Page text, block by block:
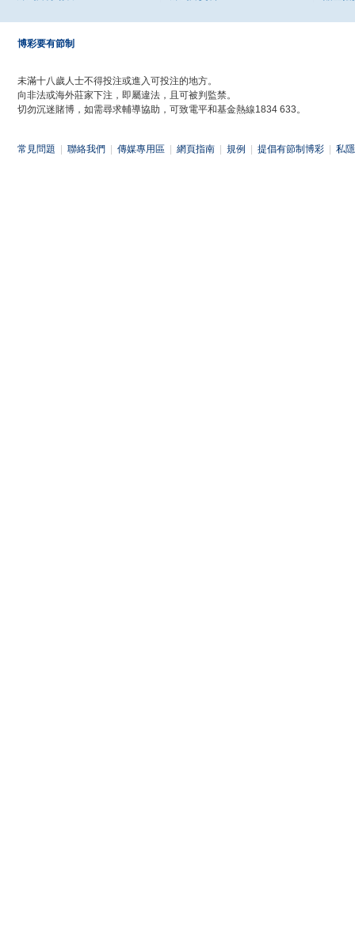
博彩要有節制
未滿十八歲人士不得投注或進入可投注的地方。
向非法或海外莊家下注，即屬違法，且可被判監禁。
切勿沉迷賭博，如需尋求輔導協助，可致電平和基金熱線1834 633。
常見問題 聯絡我們 傳媒專用區 網頁指南 規例 提倡有節制博彩 私